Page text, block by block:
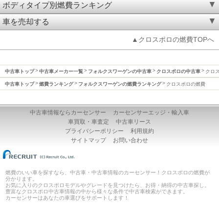
ボディタイプ別燃費ランキング
車を売却する
▲クロスポロの燃費TOPへ
中古車トップ 中古車メーカー一覧 フォルクスワーゲンの中古車 クロスポロの中古車 クロ
中古車トップ 燃費ランキング フォルクスワーゲンの燃費ランキング クロスポロの燃費
中古車情報ならカーセンサー
カーセンサーエッジ・輸入車
車買取・車査定
中古車リース
プライバシーポリシー
利用規約
サイトマップ
お問い合わせ
燃費のいい車を探すなら、中古車・中古車情報のカーセンサー！クロスポロの燃費が
分かります。
お気に入りのクロスポロモデルやグレードを見つけたら、お得・納得の中古車探し。
豊富なクロスポロ中古車情報の中から様々な条件で中古車検索ができます。
カーセンサーはあなたの車選びをサポートします！